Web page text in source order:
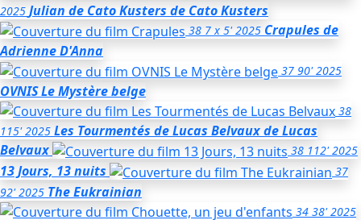
2025 Julian de Cato Kusters de Cato Kusters
38 7 x 5' 2025 Crapules de
Adrienne D'Anna
37 90' 2025
OVNIS Le Mystère belge
38
115' 2025 Les Tourmentés de Lucas Belvauxde Lucas
Belvaux
38 112' 2025
13 Jours, 13 nuits
37
92' 2025 The Eukrainian
34 38' 2025